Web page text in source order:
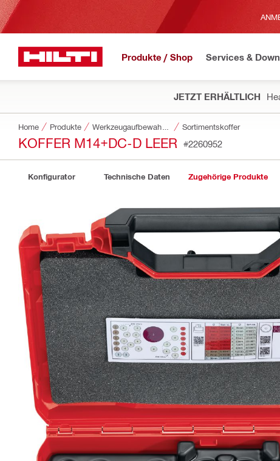
Produkte / Shop Services &
JETZT ERHÄLTLICH
Home Produkte Sortimentskoffer
KOFFER M14+DC-D LEER #2260952
Konfigurator Technische Daten Zugehörige Produkte